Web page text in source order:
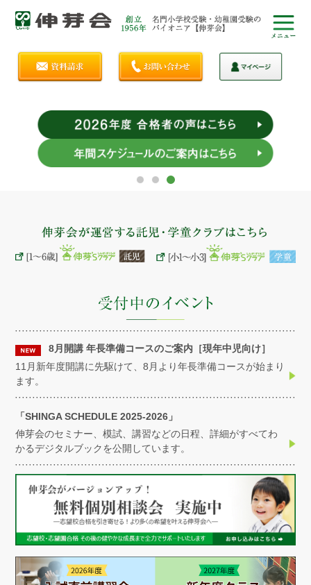
8月開講 年長準備コースのご案内［現年中児向け］
11月新年度開講に先駆けて、8月より年長準備コースが始まり
ます。
「SHINGA SCHEDULE 2025-2026」
伸芽会のセミナー、模試、講習などの日程、詳細がすべてわ
かるデジタルブックを公開しています。